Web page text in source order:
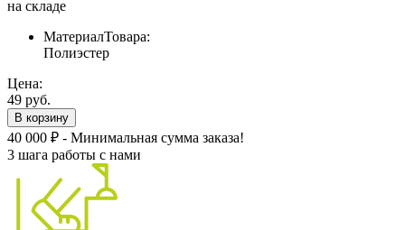
на складе
МатериалТовара:
Полиэстер
Цена:
49 руб.
В корзину
40 000 ₽ - Минимальная сумма заказа!
3 шага работы с нами